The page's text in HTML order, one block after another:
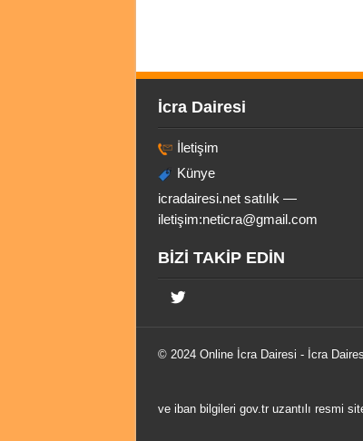
İcra Dairesi
İletişim
Künye
icradairesi.net satılık —
iletişim:neticra@gmail.com
BİZİ TAKİP EDİN
© 2024 Online İcra Dairesi - İcra
ve iban bilgileri gov.tr uzantılı resmi